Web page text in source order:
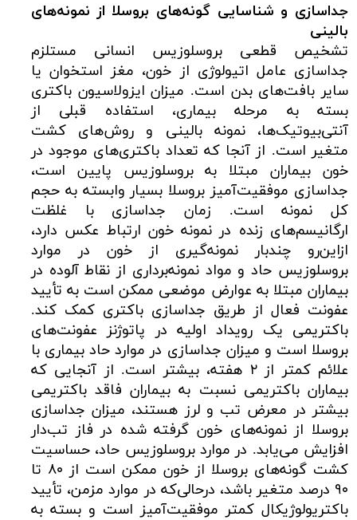
جداسازی و شناسایی گونه‌های بروسلا از نمونه‌های
بالینی
تشخیص قطعی بروسلوزیس انسانی مستلزم
جداسازی عامل اتیولوژی از خون، مغز استخوان یا
سایر بافت‌های بدن است. میزان ایزولاسیون باکتری
بسته به مرحله بیماری، استفاده قبلی از
آنتی‌بیوتیک‌ها، نمونه بالینی و روش‌های کشت
متغیر است. از آنجا که تعداد باکتری‌های موجود در
خون بیماران مبتلا به بروسلوزیس پایین است،
جداسازی موفقیت‌آمیز بروسلا بسیار وابسته به حجم
کل نمونه است. زمان جداسازی با غلظت
ارگانیسم‌های زنده در نمونه خون ارتباط عکس دارد،
ازاین‌رو چندبار نمونه‌گیری از خون در موارد
بروسلوزیس حاد و مواد نمونه‌برداری از نقاط آلوده در
بیماران مبتلا به عوارض موضعی ممکن است به تأیید
عفونت فعال از طریق جداسازی باکتری کمک کند.
باکتریمی یک رویداد اولیه در پاتوژنز عفونت‌های
بروسلا است و میزان جداسازی در موارد حاد بیماری با
علائم کمتر از ۲ هفته، بیشتر است. از آنجایی که
بیماران باکتریمی نسبت به بیماران فاقد باکتریمی
بیشتر در معرض تب و لرز هستند، میزان جداسازی
بروسلا از نمونه‌های خون گرفته شده در فاز تب‌دار
افزایش می‌یابد. در موارد بروسلوزیس حاد، حساسیت
کشت گونه‌های بروسلا از خون ممکن است از ۸۰ تا
۹۰ درصد متغیر باشد، درحالی‌که در موارد مزمن، تأیید
باکتریولوژیکال کمتر موفقیت‌آمیز است و بسته به